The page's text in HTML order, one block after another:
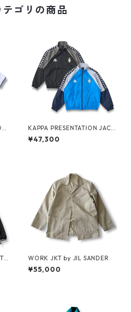
テゴリの商品
KAPPA PRESENTATION JACK
ET -SEDAN ALL-PURPOSE-
¥47,300
J
WORK JKT by JIL SANDER
¥55,000